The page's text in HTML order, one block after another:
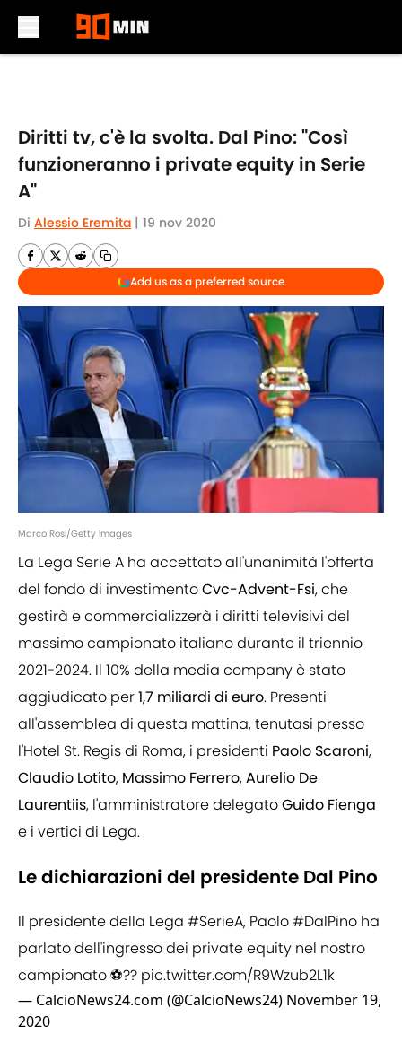
Diritti tv, c'è la svolta. Dal Pino: "Così
funzioneranno i private equity in Serie
A"
Di Alessio Eremita | 19 nov 2020
Add us as a preferred source
Marco Rosi/Getty Images
La Lega Serie A ha accettato all'unanimità l'offerta
del fondo di investimentoCvc-Advent-Fsi, che
gestirà e commercializzerà i diritti televisivi del
massimo campionato italiano durante il triennio
2021-2024. Il 10% della media company è stato
aggiudicato per1,7 miliardi di euro. Presenti
all'assemblea di questa mattina, tenutasi presso
l'Hotel St. Regis di Roma, i presidenti Paolo Scaroni,
Claudio Lotito, Massimo Ferrero,Aurelio De
Laurentiis, l'amministratore delegatoGuido Fienga
e i vertici di Lega.
Le dichiarazioni del presidente Dal Pino
Il presidente della Lega #SerieA, Paolo#DalPino ha
parlato dell'ingresso dei private equity nel nostro
campionato ⚽?? pic.twitter.com/R9Wzub2L1k
— CalcioNews24.com (@CalcioNews24) November 19,
2020